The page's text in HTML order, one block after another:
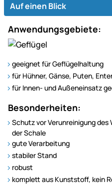
Auf einen Blick
Anwendungsgebiete:
geeignet für Geflügelhaltung
für Hühner, Gänse, Puten,
für Innen- und Außeneinsatz
Besonderheiten:
Schutz vor Verunreinigung
der Schale
gute Verarbeitung
stabiler Stand
robust
komplett aus Kunststoff, kein